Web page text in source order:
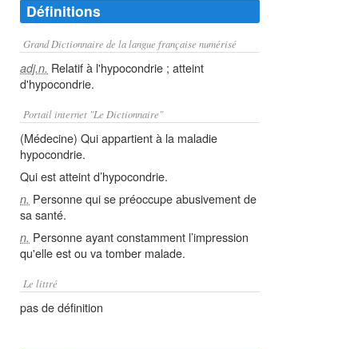
Définitions
Grand Dictionnaire de la langue française numérisé
adj.n. Relatif à l'hypocondrie ; atteint
d'hypocondrie.
Portail internet "Le Dictionnaire"
(Médecine) Qui appartient à la maladie
hypocondrie.
Qui est atteint d’hypocondrie.
n. Personne qui se préoccupe abusivement de
sa santé.
n. Personne ayant constamment l’impression
qu'elle est ou va tomber malade.
Le littré
pas de définition